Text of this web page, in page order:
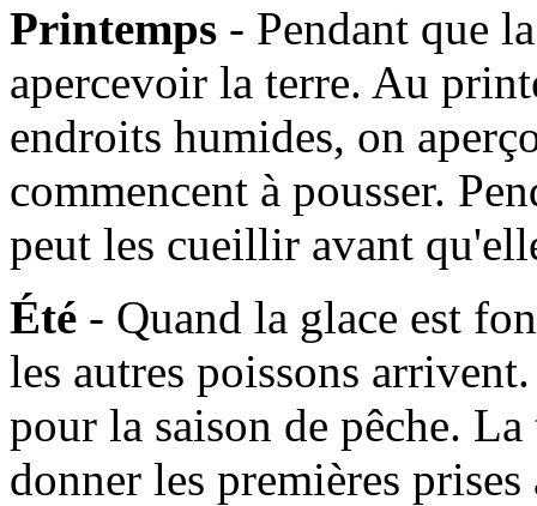
Printemps - Pendant que
apercevoir la terre. Au
endroits humides, on
commencent à pousser.
peut les cueillir avant
Été - Quand la glace est
les autres poissons
pour la saison de pêche.
donner les premières